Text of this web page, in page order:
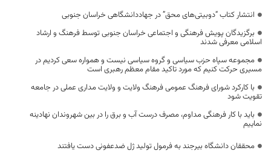
انتشار کتاب “دوبیتی‌های محق” در جهاددانشگاهی خراسان جنوبی
برگزیدگان پویش فرهنگی و اجتماعی خراسان جنوبی توسط فرهنگ و ارشاد
اسلامی معرفی شدند
مجموعه سپاه حزب سیاسی و گروه سیاسی نیست و همواره سعی کردیم در
مسیری حرکت کنیم که مورد تاکید مقام معظم رهبری است
با کارکرد شورای فرهنگ عمومی فرهنگ ولایت و ولایت مداری عملی در جامعه
تقویت شود
باید با کار فرهنگی مداوم، مصرف درست آب و برق را در بین شهروندان نهادینه
نماییم
محققان دانشگاه بیرجند به فرمول تولید ژل ضدعفونی دست یافتند